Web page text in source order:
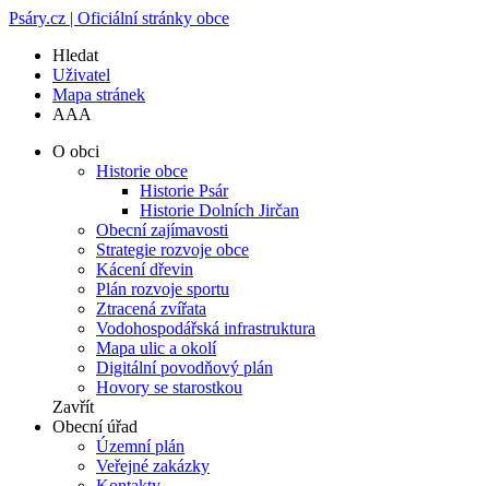
Psáry.cz | Oficiální stránky obce
Hledat
Uživatel
Mapa stránek
AAA
O obci
Historie obce
Historie Psár
Historie Dolních Jirčan
Obecní zajímavosti
Strategie rozvoje obce
Kácení dřevin
Plán rozvoje sportu
Ztracená zvířata
Vodohospodářská infrastruktura
Mapa ulic a okolí
Digitální povodňový plán
Hovory se starostkou
Zavřít
Obecní úřad
Územní plán
Veřejné zakázky